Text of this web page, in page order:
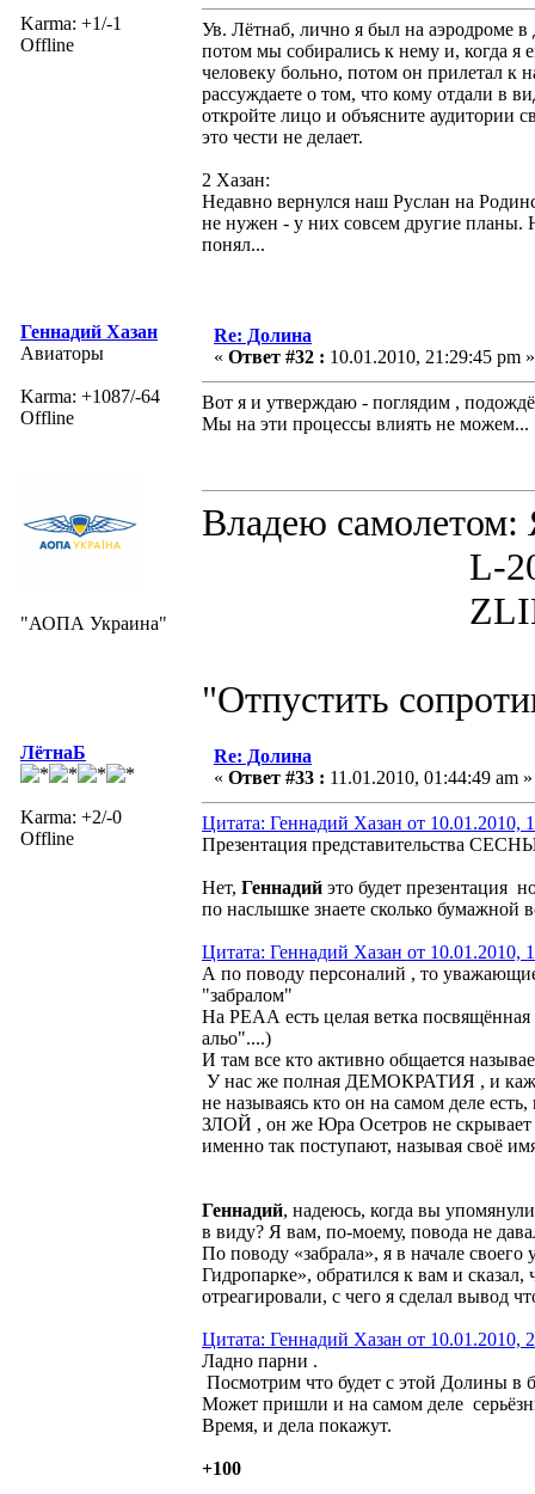
Karma: +1/-1
Offline
Ув. Лётнаб, лично я был на аэродроме
потом мы собирались к нему и, когда я
человеку больно, потом он прилетал к
рассуждаете о том, что кому отдали в
откройте лицо и объясните аудитории
это чести не делает.
2 Хазан:
Недавно вернулся наш Руслан на
не нужен - у них совсем другие планы.
понял...
Геннадий Хазан
Авиаторы
Karma: +1087/-64
Offline
"АОПА Украина"
Re: Долина
« Ответ #32 : 10.01.2010, 21:29:45 pm »
Вот я и утверждаю - поглядим ,
Мы на эти процессы влиять не можем...
Владею
L-200D
ZLIN 526
"Отпустить
ЛётнаБ
Karma: +2/-0
Offline
Re: Долина
« Ответ #33 : 11.01.2010, 01:44:49 am »
Цитата: Геннадий Хазан от 10.01.2010,
Презентация представительства
Нет, Геннадий это будет презентация
по наслышке знаете сколько
Цитата: Геннадий Хазан от 10.01.2010,
А по поводу персоналий , то
"забралом"
На РЕАА есть целая ветка
альо"....)
И там все кто активно общается
У нас же полная ДЕМОКРАТИЯ , и
не называясь кто он на самом деле
ЗЛОЙ , он же Юра Осетров не скрывает
именно так поступают, называя
Геннадий, надеюсь, когда вы
в виду? Я вам, по-моему, повода не
По поводу «забрала», я в начале
Гидропарке», обратился к вам и
отреагировали, с чего я сделал вывод
Цитата: Геннадий Хазан от 10.01.2010,
Ладно парни .
Посмотрим что будет с этой Долины в
Может пришли и на самом деле
Время, и дела покажут.
+100